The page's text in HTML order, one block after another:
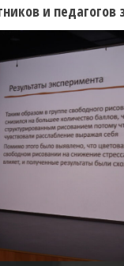
и педагогов